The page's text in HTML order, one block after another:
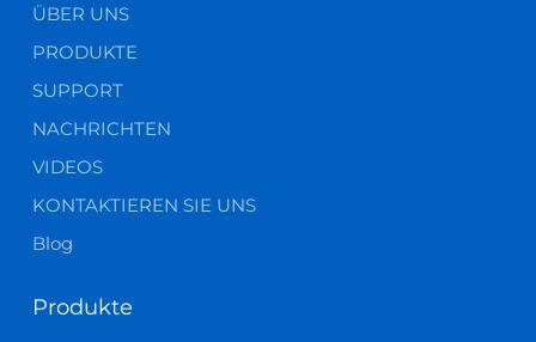
ÜBER UNS
PRODUKTE
SUPPORT
NACHRICHTEN
VIDEOS
KONTAKTIEREN SIE UNS
Blog
Produkte